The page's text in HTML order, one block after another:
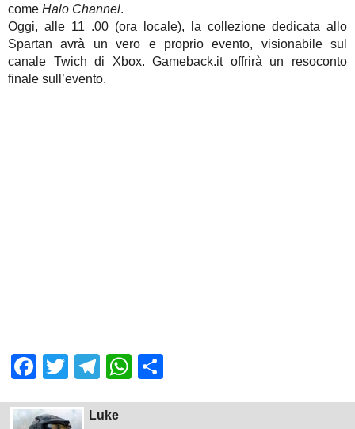
come Halo Channel.
Oggi, alle 11 .00 (ora locale), la collezione dedicata allo
Spartan avrà un vero e proprio evento, visionabile sul
canale Twich di Xbox. Gameback.it offrirà un resoconto
finale sull’evento.
Facebook
TwitterTelegram
WhatsApp
Luke